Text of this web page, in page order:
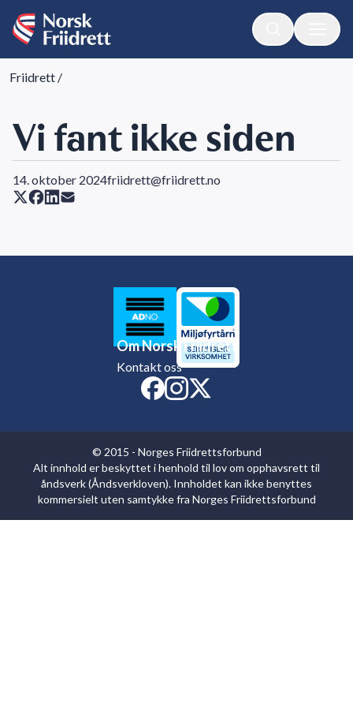
Friidrett /
Vi fant ikke siden
14. oktober 2024friidrett@friidrett.no
Om Norsk Friidrett
Kontakt oss
© 2015 - Norges Friidrettsforbund
Alt innhold er beskyttet i henhold til lov om opphavsrett til
åndsverk (Åndsverkloven). Innholdet kan ikke benyttes
kommersielt uten samtykke fra Norges Friidrettsforbund